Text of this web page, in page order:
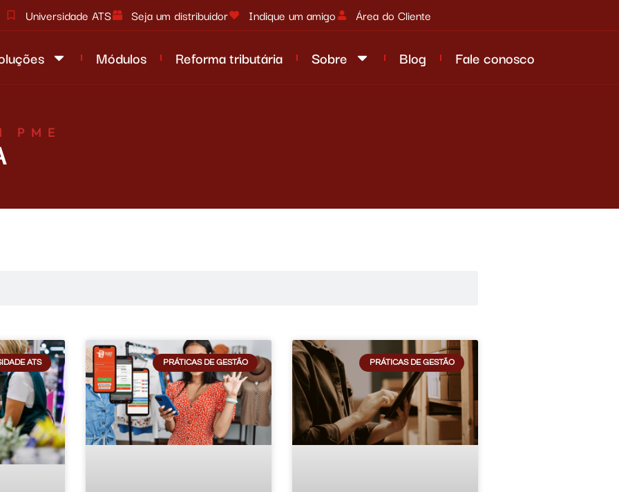
Universidade ATS Seja um distribuidor Indique um amigo Área do Cliente
Módulos Reforma tributária Sobre Blog Fale conosco
PME
ATS PRÁTICAS DE GESTÃO PRÁTICAS DE GESTÃO